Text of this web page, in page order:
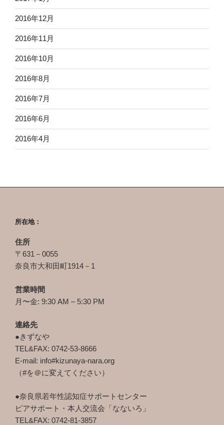
2016年12月
2016年11月
2016年10月
2016年8月
2016年7月
2016年6月
2016年4月
所在地：
住所
〒631－0055
奈良市大和田町1914－1
営業時間
月〜金: 9:30 AM – 5:30 PM
連絡先
●きずなや
TEL&FAX: 0742-53-8666
E-mail: info#kizunaya-nara.org
（#を＠に変えてください）
●奈良県若年性認知症サポートセンター
ピアサポート・本人交流会「なないろ」
TEL&FAX: 0742-81-3857